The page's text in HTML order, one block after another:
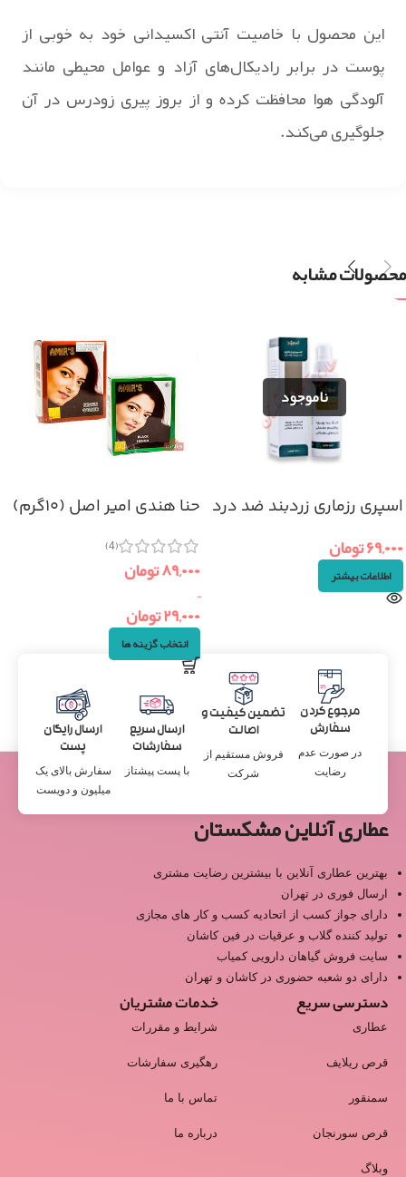
این محصول با خاصیت آنتی اکسیدانی خود به خوبی از
پوست در برابر رادیکال‌های آزاد و عوامل محیطی مانند
آلودگی هوا محافظت کرده و از بروز پیری زودرس در آن
جلوگیری می‌کند.
محصولات مشابه
اسپری رزماری زردبند ضد درد
۶۹,۰۰۰تومان
اطلاعات بیشتر
حنا هندی امیر اصل (۱۰گرم)
(4)
۸۹,۰۰۰تومان
–
۲۹,۰۰۰تومان
انتخاب گزینه ها
مرجوع کردن
سفارش
در صورت عدم
رضایت
تضمین کیفیت و
اصالت
فروش مستقیم از
شرکت
ارسال سریع
سفارشات
با پست پیشتاز
ارسال رایگان
پست
سفارش بالای یک
میلیون و دویست
عطاری آنلاین مشکستان
بهترین عطاری آنلاین با بیشترین رضایت مشتری
ارسال فوری در تهران
دارای جواز کسب از اتحادیه کسب و کار های مجازی
تولید کننده گلاب و عرقیات در فین کاشان
سایت فروش گیاهان دارویی کمیاب
دارای دو شعبه حضوری در کاشان و تهران
دسترسی سریع
عطاری
قرص ریلایف
سمنقور
قرص سورنجان
وبلاگ
خدمات مشتریان
شرایط و مقررات
رهگیری سفارشات
تماس با ما
درباره ما